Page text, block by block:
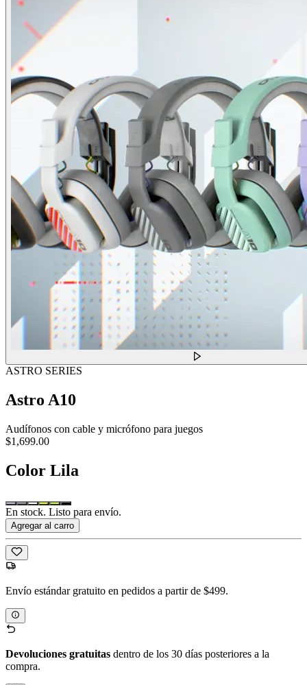
ASTRO SERIES
Astro A10
Audífonos con cable y micrófono para juegos
$1,699.00
Color Lila
En stock. Listo para envío.
Agregar al carro
Envío estándar gratuito en pedidos a partir de $499.
Devoluciones gratuitas dentro de los 30 días posteriores a la
compra.